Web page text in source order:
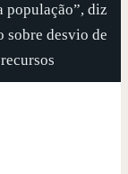
população”, diz
sobre desvio de
recursos